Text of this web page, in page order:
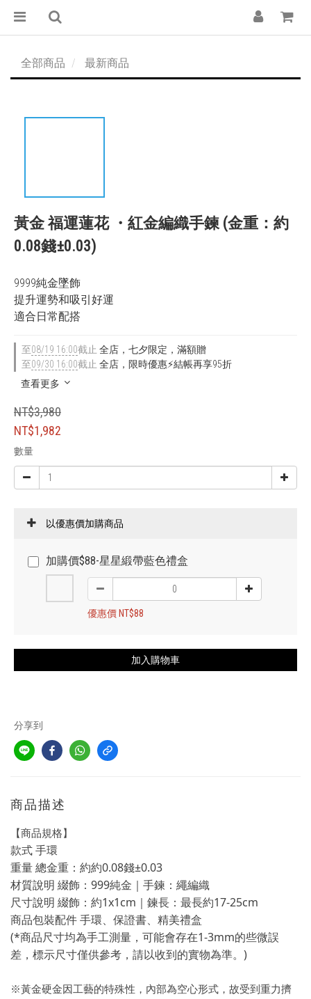
全部商品 最新商品
黃金 福運蓮花 ・紅金編織手鍊 (金重：約
0.08錢±0.03)
9999純金墜飾
提升運勢和吸引好運
適合日常配搭
至08/19 16:00截止 全店，七夕限定，滿額贈
至09/30 16:00截止 全店，限時優惠⚡結帳再享95折
查看更多
NT$3,980
NT$1,982
數量
以優惠價加購商品
加購價$88-星星緞帶藍色禮盒
優惠價 NT$88
加入購物車
分享到
商品描述
【商品規格】
款式 手環
重量 總金重：約約0.08錢±0.03
材質說明 綴飾：999純金｜手鍊：繩編織
尺寸說明 綴飾：約1x1cm｜鍊長：最長約17-25cm
商品包裝配件 手環、保證書、精美禮盒
(*商品尺寸均為手工測量，可能會存在1-3mm的些微誤
差，標示尺寸僅供參考，請以收到的實物為準。)
※黃金硬金因工藝的特殊性，內部為空心形式，故受到重力擠